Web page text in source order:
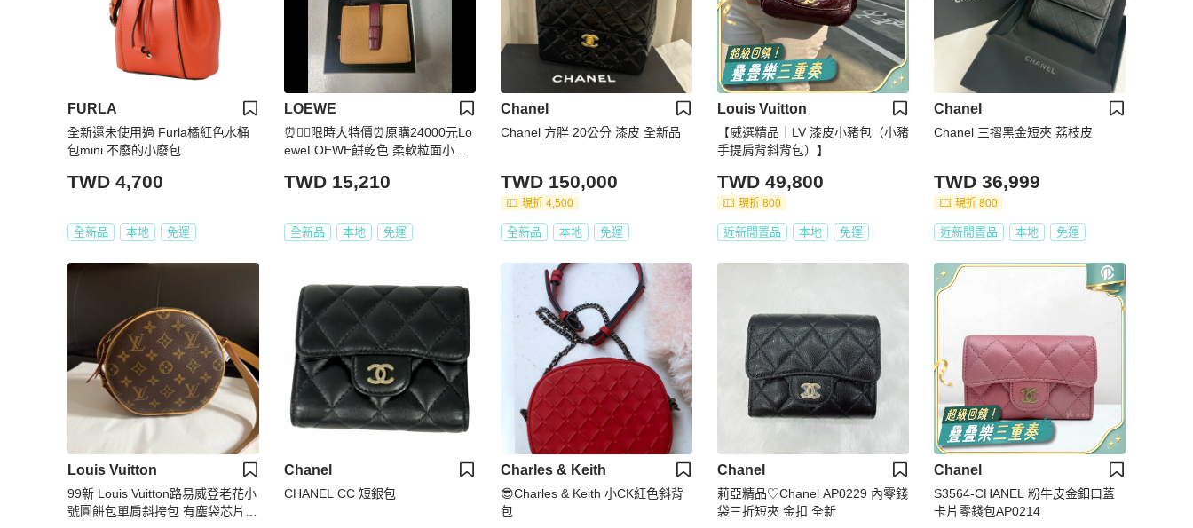
FURLA
全新還未使用過 Furla橘紅色水桶
包mini 不廢的小廢包
TWD 4,700
全新品 本地 免運
LOEWE
⏰💁‍♂️限時大特價⏰原購24000元Lo
eweLOEWE餅乾色 柔軟粒面小牛
et
TWD 15,210
全新品 本地 免運
Chanel
Chanel 方胖 20公分 漆皮 全新品
TWD 150,000
現折 4,500
全新品 本地 免運
Louis Vuitton
【威選精品｜LV 漆皮小豬包（小豬
手提肩背斜背包）】
TWD 49,800
現折 800
近新閒置品 本地 免運
Chanel
Chanel 三摺黑金短夾 荔枝皮
TWD 36,999
現折 800
近新閒置品 本地 免運
Louis Vuitton
99新 Louis Vuitton路易威登老花小
號圓餅包單肩斜挎包 有塵袋芯片款
Chanel
CHANEL CC 短銀包
Charles & Keith
😎Charles & Keith 小CK紅色斜背
包
Chanel
莉亞精品♡Chanel AP0229 內零錢
袋三折短夾 金扣 全新
Chanel
S3564-CHANEL 粉牛皮金釦口蓋
卡片零錢包AP0214